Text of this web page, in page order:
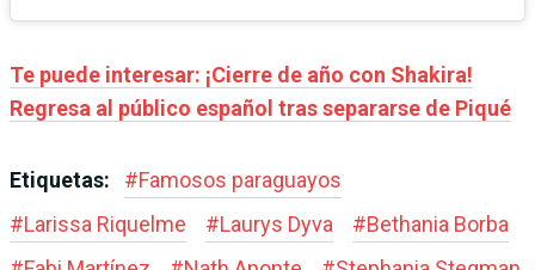
Te puede interesar: ¡Cierre de año con Shakira!
Regresa al público español tras separarse de Piqué
Etiquetas: #Famosos paraguayos
#Larissa Riquelme #Laurys Dyva #Bethania Borba